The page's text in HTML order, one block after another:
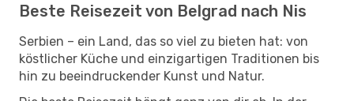
Beste Reisezeit von Belgrad nach Nis
Serbien – ein Land, das so viel zu bieten hat: von
köstlicher Küche und einzigartigen Traditionen bis
hin zu beeindruckender Kunst und Natur.